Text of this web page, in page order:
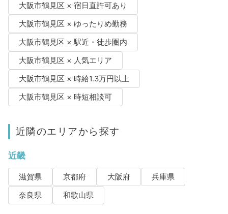
大阪市鶴見区 × 宿日直許可あり
大阪市鶴見区 × ゆったりめ勤務
大阪市鶴見区 × 駅近・徒歩圏内
大阪市鶴見区 × 人気エリア
大阪市鶴見区 × 時給1.3万円以上
大阪市鶴見区 × 時短相談可
近隣のエリアから探す
近畿
滋賀県 京都府 大阪府
兵庫県
奈良県
和歌山県